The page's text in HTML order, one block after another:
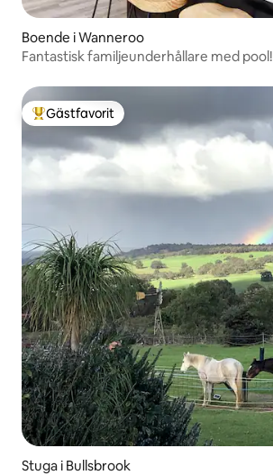
Boende i Wanneroo
Fantastisk familjeunderhållare med pool!
Populär gästfavorit
Gästfavorit
Stuga i Bullsbrook